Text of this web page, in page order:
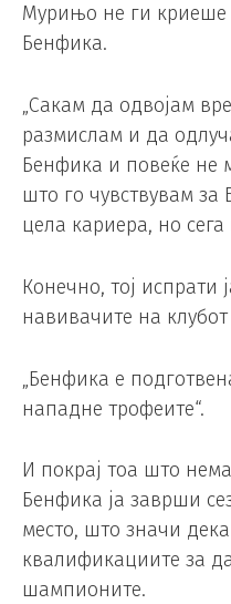
Мурињо не ги криеше
Бенфика.
„Сакам да одвојам
размислам и да
Бенфика и повеќе не
што го чувствувам за
цела кариера, но
Конечно, тој испрати
навивачите на
„Бенфика е
нападне трофеите“.
И покрај тоа што
Бенфика ја заврши
место, што значи
квалификациите за
шампионите.